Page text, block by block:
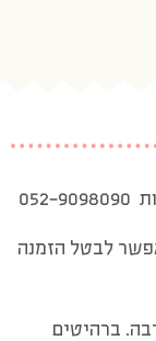
לבטל הזמנה
ברהיטים